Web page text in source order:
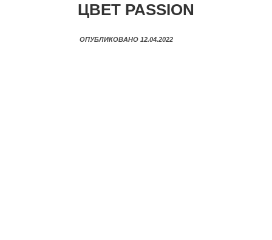
ЦВЕТ PASSION
ОПУБЛИКОВАНО 12.04.2022